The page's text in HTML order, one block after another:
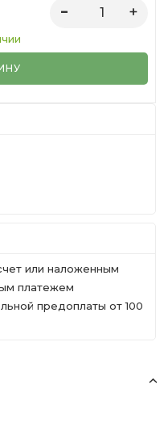
или наложенным
платежем
предоплаты от 100